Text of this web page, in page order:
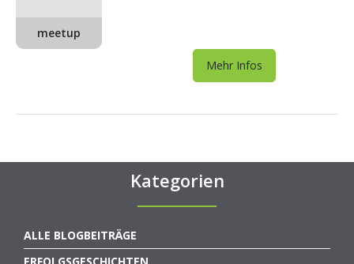
meetup
Mehr Infos
Kategorien
ALLE BLOGBEITRÄGE